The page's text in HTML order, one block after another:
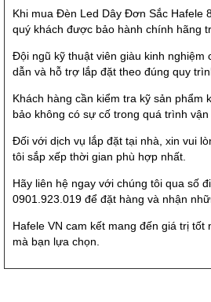
Khi mua Đèn Led Dây Đơn Sắc Hafele
quý khách được bảo hành chính hãng
Đội ngũ kỹ thuật viên giàu kinh nghiệm
dẫn và hỗ trợ lắp đặt theo đúng quy
Khách hàng cần kiểm tra kỹ sản phẩm
bảo không có sự cố trong quá trình vận
Đối với dịch vụ lắp đặt tại nhà, xin vui
tôi sắp xếp thời gian phù hợp nhất.
Hãy liên hệ ngay với chúng tôi qua số
0901.923.019 để đặt hàng và nhận
Hafele VN cam kết mang đến giá trị tốt
mà bạn lựa chọn.